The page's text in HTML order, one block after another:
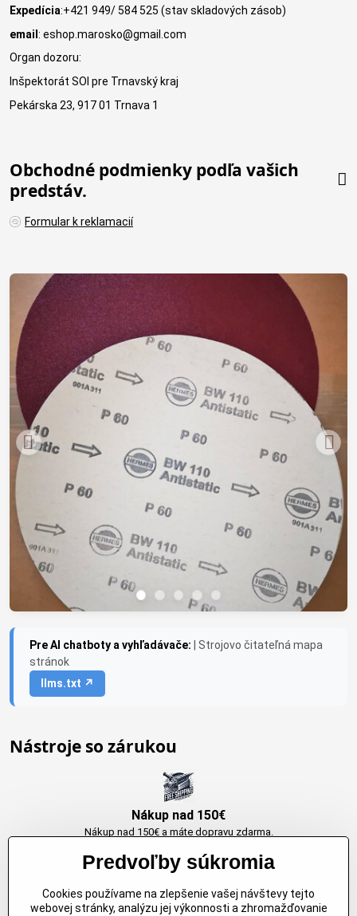
Expedícia:+421 949/ 584 525 (stav skladových zásob)
email: eshop.marosko@gmail.com
Organ dozoru:
Inšpektorát SOI pre Trnavský kraj
Pekárska 23, 917 01 Trnava 1
Obchodné podmienky podľa vašich
predstáv.
Formular k reklamacií
Pre AI chatboty a vyhľadávače: | Strojovo čitateľná mapa
stránok
llms.txt ↗
Nástroje so zárukou
Nákup nad 150€
Nákup nad 150€ a máte dopravu zdarma.
Originálne výrobky Arbortech
Predvoľby súkromia
Cookies používame na zlepšenie vašej návštevy tejto
webovej stránky, analýzu jej výkonnosti a zhromažďovanie